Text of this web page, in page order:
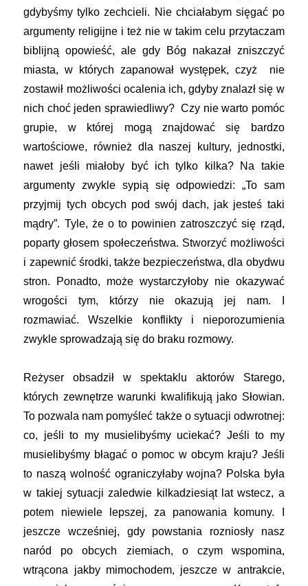
gdybyśmy tylko zechcieli. Nie chciałabym sięgać po
argumenty religijne i też nie w takim celu przytaczam
biblijną opowieść, ale gdy Bóg nakazał zniszczyć
miasta, w których zapanował występek, czyż nie
zostawił możliwości ocalenia ich, gdyby znalazł się w
nich choć jeden sprawiedliwy? Czy nie warto pomóc
grupie, w której mogą znajdować się bardzo
wartościowe, również dla naszej kultury, jednostki,
nawet jeśli miałoby być ich tylko kilka? Na takie
argumenty zwykle sypią się odpowiedzi: „To sam
przyjmij tych obcych pod swój dach, jak jesteś taki
mądry”. Tyle, że o to powinien zatroszczyć się rząd,
poparty głosem społeczeństwa. Stworzyć możliwości
i zapewnić środki, także bezpieczeństwa, dla obydwu
stron. Ponadto, może wystarczyłoby nie okazywać
wrogości tym, którzy nie okazują jej nam. I
rozmawiać. Wszelkie konflikty i nieporozumienia
zwykle sprowadzają się do braku rozmowy.
Reżyser obsadził w spektaklu aktorów Starego,
których zewnętrze warunki kwalifikują jako Słowian.
To pozwala nam pomyśleć także o sytuacji odwrotnej:
co, jeśli to my musielibyśmy uciekać? Jeśli to my
musielibyśmy błagać o pomoc w obcym kraju? Jeśli
to naszą wolność ograniczyłaby wojna? Polska była
w takiej sytuacji zaledwie kilkadziesiąt lat wstecz, a
potem niewiele lepszej, za panowania komuny. I
jeszcze wcześniej, gdy powstania rozniosły nasz
naród po obcych ziemiach, o czym wspomina,
wtrącona jakby mimochodem, jeszcze w antrakcie,